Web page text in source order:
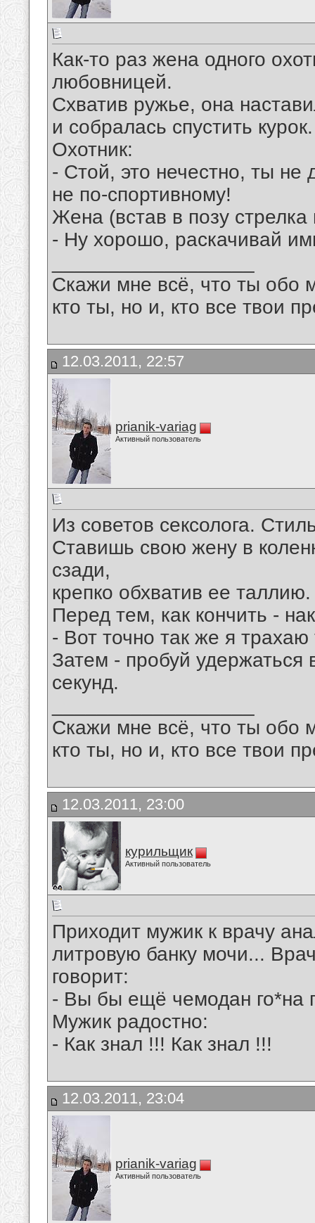
Как-то раз жена одного
любовницей.
Схватив ружье, она
и собралась спустить курок.
Охотник:
- Стой, это нечестно, ты
не по-спортивному!
Жена (встав в позу стрелка
- Ну хорошо, раскачивай
Скажи мне всё, что ты обо
кто ты, но и, кто все твои
12.03.2011, 22:57
prianik-variag
Активный пользователь
Из советов сексолога.
Ставишь свою жену в
сзади,
крепко обхватив ее таллию.
Перед тем, как кончить -
- Вот точно так же я трахаю
Затем - пробуй
секунд.
Скажи мне всё, что ты обо
кто ты, но и, кто все твои
12.03.2011, 23:00
курильщик
Активный пользователь
Приходит мужик к врачу
литровую банку мочи...
говорит:
- Вы бы ещё чемодан го*на
Мужик радостно:
- Как знал !!! Как знал !!!
12.03.2011, 23:04
prianik-variag
Активный пользователь